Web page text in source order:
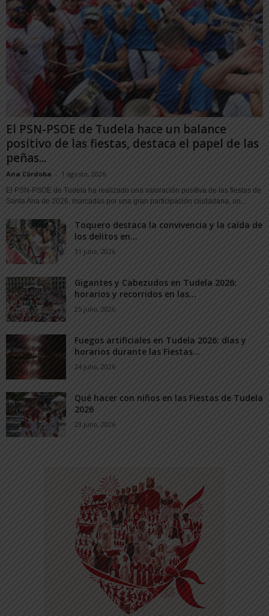
El PSN-PSOE de Tudela hace un balance
positivo de las fiestas, destaca el papel de las
peñas...
Ana Córdoba - 1 agosto, 2026
El PSN-PSOE de Tudela ha realizado una valoración positiva de las fiestas de
Santa Ana de 2026, marcadas por una gran participación ciudadana, un...
Toquero destaca la convivencia y la caída de
los delitos en...
31 julio, 2026
Gigantes y Cabezudos en Tudela 2026:
horarios y recorridos en las...
25 julio, 2026
Fuegos artificiales en Tudela 2026: días y
horarios durante las Fiestas...
24 julio, 2026
Qué hacer con niños en las Fiestas de Tudela
2026
23 julio, 2026